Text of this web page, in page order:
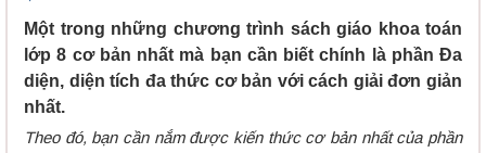
Một trong những chương trình sách giáo khoa toán
lớp 8 cơ bản nhất mà bạn cần biết chính là phần Đa
diện, diện tích đa thức cơ bản với cách giải đơn giản
nhất.
Theo đó, bạn cần nắm được kiến thức cơ bản nhất của phần